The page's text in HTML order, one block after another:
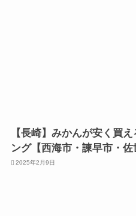
【長崎】みかんが安く買
ング【西海市・諫早市・佐
2025年2月9日